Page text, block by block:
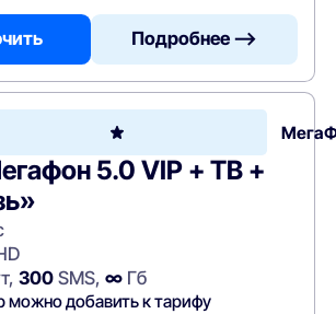
Подробнее —>
5.0 VIP + ТВ +
300SMS, ∞Гб
можно добавить к тарифу